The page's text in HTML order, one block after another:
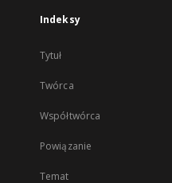
Indeksy
Tytuł
Twórca
Współtwórca
Powiązanie
Temat